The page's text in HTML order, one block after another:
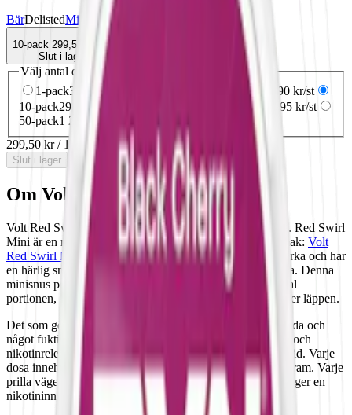
BärDelistedMild Mini Volt
10-pack 299,50 kr
Slut i lager
Välj antal dosor
1-pack37,90 kr 149,50 kr 29,90 kr/st
10-pack299,50 kr 838,50 kr 27,95 kr/st
50-pack1 248,50 kr
299,50 kr / 10-pack
Slut i lager
Om Volt Red Swirl Mini
Volt Red Swirl Mini är en mild och fruktig tobaksfri snus. Red Swirl
Mini är en mindre variant av slim-varianten av samma smak: Volt
Red Swirl Mild Slim
. Det är ett vitt snus som är mild i styrka och har
en härlig smak av röda bär med inslag av vanilj och mynta. Denna
minisnus portion är något mindre än både slim och original
portionen, vilket ger en bekväm och diskret passform under läppen.
Det som gör Volt Red Swirl Mini unikt är dess torrare utsida och
något fuktigare insida. Detta bidrar till en ihållande smak- och
nikotinrelease som varar längre än vad du kanske är van vid. Varje
dosa innehåller 20 prillor och totalvikten av snuset är 10 gram. Varje
prilla väger 0,5 gram och innehåller 2,9 mg nikotin, vilket ger en
nikotininnehåll på 0,57%.